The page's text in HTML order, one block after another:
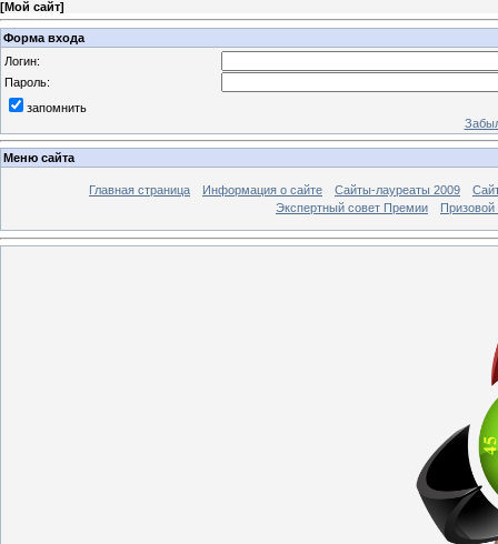
[Мой сайт]
Форма входа
Логин:
Пароль:
запомнить
Меню сайта
Главная страница Информация о сайте Сайты-лауреаты 2009
Экспертный совет Премии